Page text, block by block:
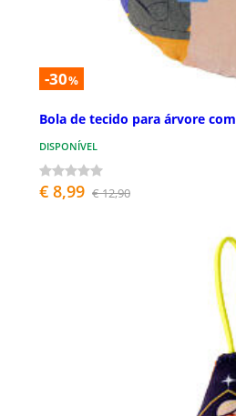
-30%
Bola de tecido para árvore
DISPONÍVEL
€ 8,99 € 12,90